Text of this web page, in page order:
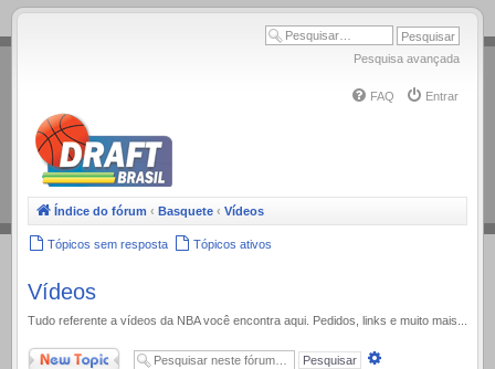
.
Pesquisa avançada
FAQ Entrar
Índice do fórum ‹ Basquete ‹ Vídeos
Tópicos sem resposta Tópicos ativos
Vídeos
Tudo referente a ví­deos da NBA você encontra aqui. Pedidos, links e muito mais...
Novo Tópico